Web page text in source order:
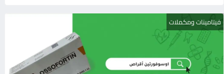
فيتامينات ومكملات